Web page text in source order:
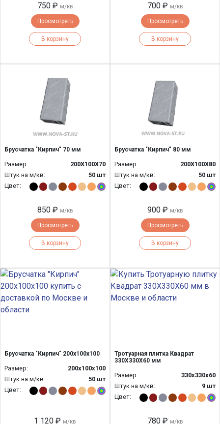
750 ₽ м/кв
Просмотреть
В корзину
700 ₽ м/кв
Просмотреть
В корзину
Брусчатка "Кирпич" 70 мм
Размер:
200Х100Х70
Штук на м/кв:
50 шт
Цвет:
850 ₽ м/кв
Просмотреть
В корзину
Брусчатка "Кирпич" 80 мм
Размер:
200Х100Х80
Штук на м/кв:
50 шт
Цвет:
900 ₽ м/кв
Просмотреть
В корзину
Брусчатка "Кирпич" 200х100х100
Размер:
200х100х100
Штук на м/кв:
50 шт
Цвет:
1 120 ₽ м/кв
Тротуарная плитка Квадрат
330Х330Х60 мм
Размер:
330x330x60
Штук на м/кв:
9 шт
Цвет:
780 ₽ м/кв